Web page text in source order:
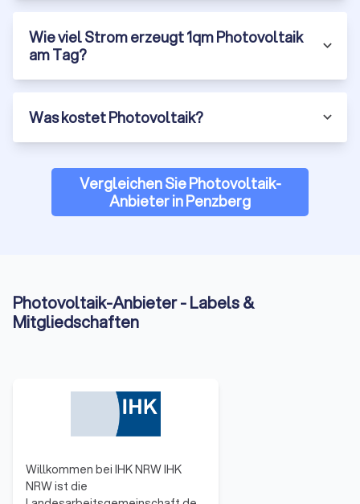
Wie viel Strom erzeugt 1qm Photovoltaik
am Tag?
Was kostet Photovoltaik?
Vergleichen Sie Photovoltaik-
Anbieter in Penzberg
Photovoltaik-Anbieter - Labels &
Mitgliedschaften
Willkommen bei IHK NRW IHK
NRW ist die